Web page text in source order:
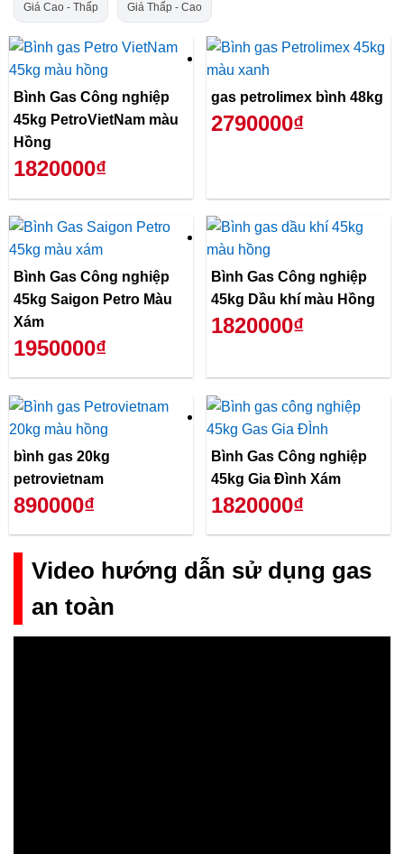
Giá Cao - Thấp Giá Thấp - Cao
Bình Gas Công nghiệp
45kg PetroVietNam màu
Hồng
1820000₫
gas petrolimex bình 48kg
2790000₫
Bình Gas Công nghiệp
45kg Saigon Petro Màu
Xám
1950000₫
Bình Gas Công nghiệp
45kg Dầu khí màu Hồng
1820000₫
bình gas 20kg
petrovietnam
890000₫
Bình Gas Công nghiệp
45kg Gia Đình Xám
1820000₫
Video hướng dẫn sử dụng gas
an toàn